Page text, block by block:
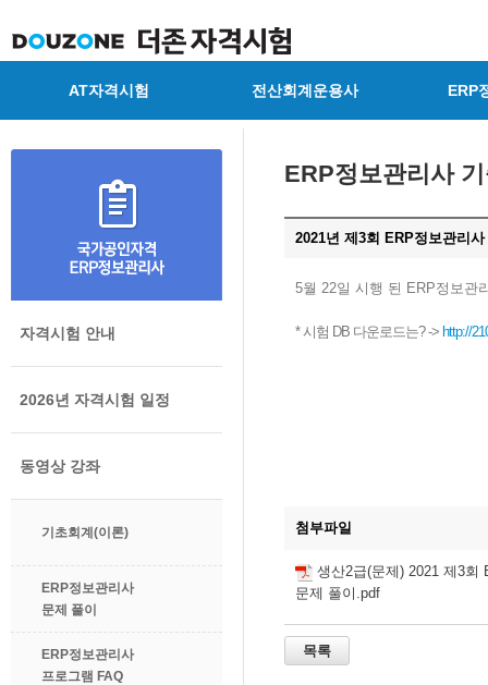
AT자격시험 전산회계운용사 ERP
자격시험 안내
2026년 자격시험 일정
동영상 강좌
기초회계(이론)
ERP정보관리사
문제 풀이
ERP정보관리사
프로그램 FAQ
ERP정보관리사
2021년 제3회 ERP정보관리
5월 22일 시행 된 ERP정보관
* 시험 DB 다운로드는? -> http://
첨부파일
생산2급(문제) 2021 제3회
문제 풀이.pdf